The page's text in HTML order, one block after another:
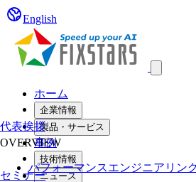
English
ホーム
企業情報
製品・サービス
事例
技術情報
セミナーニュース
代表挨拶
OVERVIEW
パフォーマンスエンジニアリン